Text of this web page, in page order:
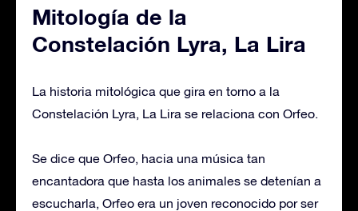
Mitología de la
Constelación Lyra, La Lira
La historia mitológica que gira en torno a la
Constelación Lyra, La Lira se relaciona con Orfeo.
Se dice que Orfeo, hacia una música tan
encantadora que hasta los animales se detenían a
escucharla, Orfeo era un joven reconocido por ser